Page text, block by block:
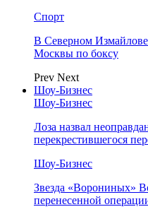
Спорт
В Северном
Москвы по боксу
Prev Next
Шоу-Бизнес
Шоу-Бизнес
Лоза назвал
перекрестившегося
Шоу-Бизнес
Звезда «Ворониных»
перенесенной